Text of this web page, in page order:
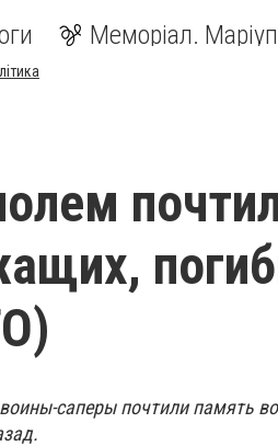
Меморіал.
саперы почтили память